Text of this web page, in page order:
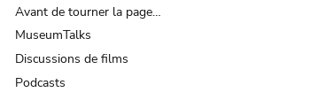
Avant de tourner la page…
MuseumTalks
Discussions de films
Podcasts